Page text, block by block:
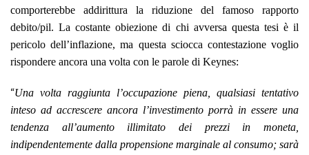
comporterebbe addirittura la riduzione del famoso rapporto
debito/pil. La costante obiezione di chi avversa questa tesi è il
pericolo dell’inflazione, ma questa sciocca contestazione voglio
rispondere ancora una volta con le parole di Keynes:
“Una volta raggiunta l’occupazione piena, qualsiasi tentativo
inteso ad accrescere ancora l’investimento porrà in essere una
tendenza all’aumento illimitato dei prezzi in moneta,
indipendentemente dalla propensione marginale al consumo; sarà